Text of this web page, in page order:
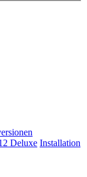
Deluxe Installation